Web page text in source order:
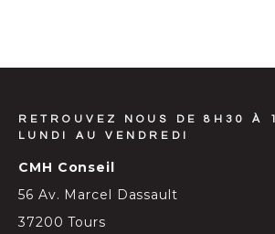
RETROUVEZ NOUS DE 8H30 À
LUNDI AU VENDREDI
CMH Conseil
56 Av. Marcel Dassault
37200 Tours